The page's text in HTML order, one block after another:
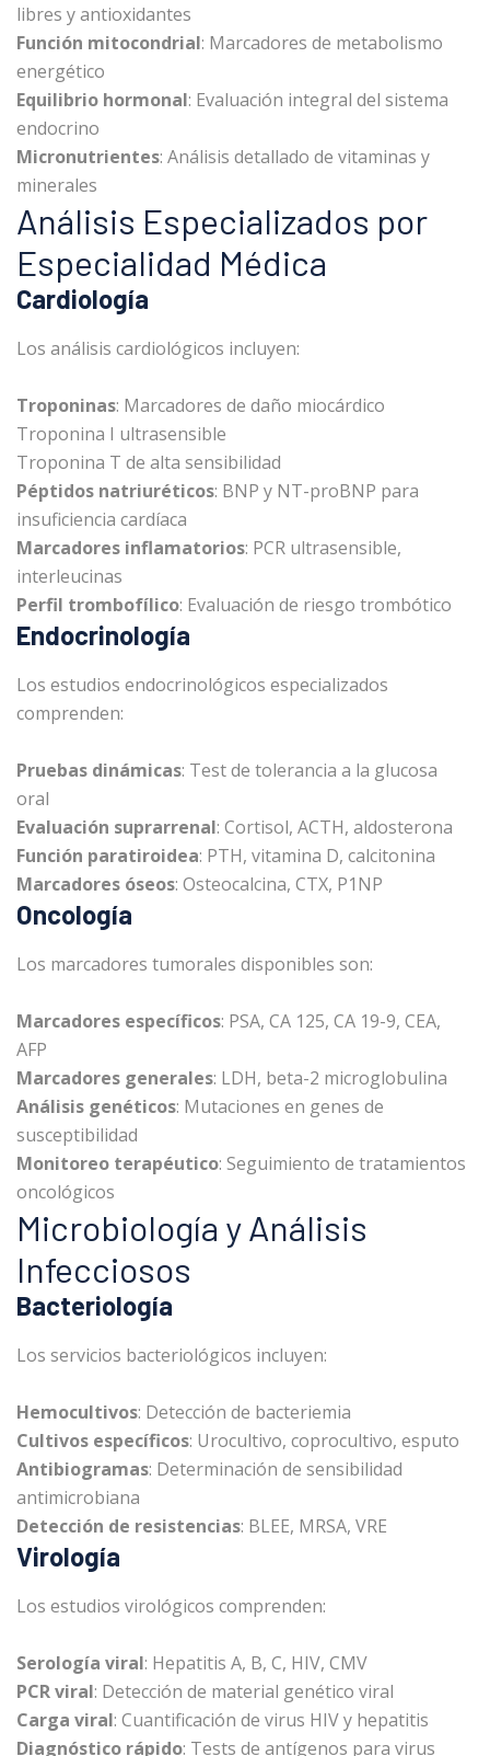
libres y antioxidantes
Función mitocondrial: Marcadores de metabolismo
energético
Equilibrio hormonal: Evaluación integral del sistema
endocrino
Micronutrientes: Análisis detallado de vitaminas y
minerales
Análisis Especializados por
Especialidad Médica
Cardiología
Los análisis cardiológicos incluyen:
Troponinas: Marcadores de daño miocárdico
Troponina I ultrasensible
Troponina T de alta sensibilidad
Péptidos natriuréticos: BNP y NT-proBNP para
insuficiencia cardíaca
Marcadores inflamatorios: PCR ultrasensible,
interleucinas
Perfil trombofílico: Evaluación de riesgo trombótico
Endocrinología
Los estudios endocrinológicos especializados
comprenden:
Pruebas dinámicas: Test de tolerancia a la glucosa
oral
Evaluación suprarrenal: Cortisol, ACTH, aldosterona
Función paratiroidea: PTH, vitamina D, calcitonina
Marcadores óseos: Osteocalcina, CTX, P1NP
Oncología
Los marcadores tumorales disponibles son:
Marcadores específicos: PSA, CA 125, CA 19-9, CEA,
AFP
Marcadores generales: LDH, beta-2 microglobulina
Análisis genéticos: Mutaciones en genes de
susceptibilidad
Monitoreo terapéutico: Seguimiento de tratamientos
oncológicos
Microbiología y Análisis
Infecciosos
Bacteriología
Los servicios bacteriológicos incluyen:
Hemocultivos: Detección de bacteriemia
Cultivos específicos: Urocultivo, coprocultivo, esputo
Antibiogramas: Determinación de sensibilidad
antimicrobiana
Detección de resistencias: BLEE, MRSA, VRE
Virología
Los estudios virológicos comprenden:
Serología viral: Hepatitis A, B, C, HIV, CMV
PCR viral: Detección de material genético viral
Carga viral: Cuantificación de virus HIV y hepatitis
Diagnóstico rápido: Tests de antígenos para virus